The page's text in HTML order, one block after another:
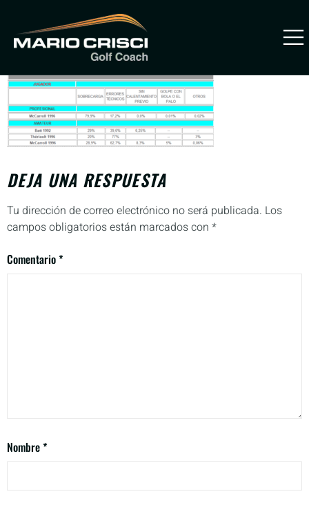
PREVENIR
LESIONES
Epidemiologia-2
DEJA UNA RESPUESTA
Tu dirección de correo electrónico no será publicada. Los
campos obligatorios están marcados con *
Comentario*
Nombre*